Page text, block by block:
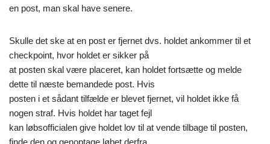
en post, man skal have senere.
Skulle det ske at en post er fjernet dvs. holdet ankommer til et
checkpoint, hvor holdet er sikker på
at posten skal være placeret, kan holdet fortsætte og melde
dette til næste bemandede post. Hvis
posten i et sådant tilfælde er blevet fjernet, vil holdet ikke få
nogen straf. Hvis holdet har taget fejl
kan løbsofficialen give holdet lov til at vende tilbage til posten,